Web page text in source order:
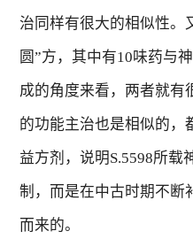
治同样有很大的相似性。
圆”方，其中有10味药与
成的角度来看，两者就有
的功能主治也是相似的，
益方剂，说明S.5598所载
制，而是在中古时期不断
而来的。